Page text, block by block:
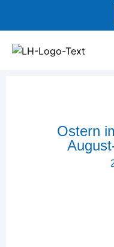
Ostern